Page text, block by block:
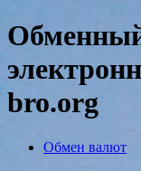
bro.org
Обмен валют